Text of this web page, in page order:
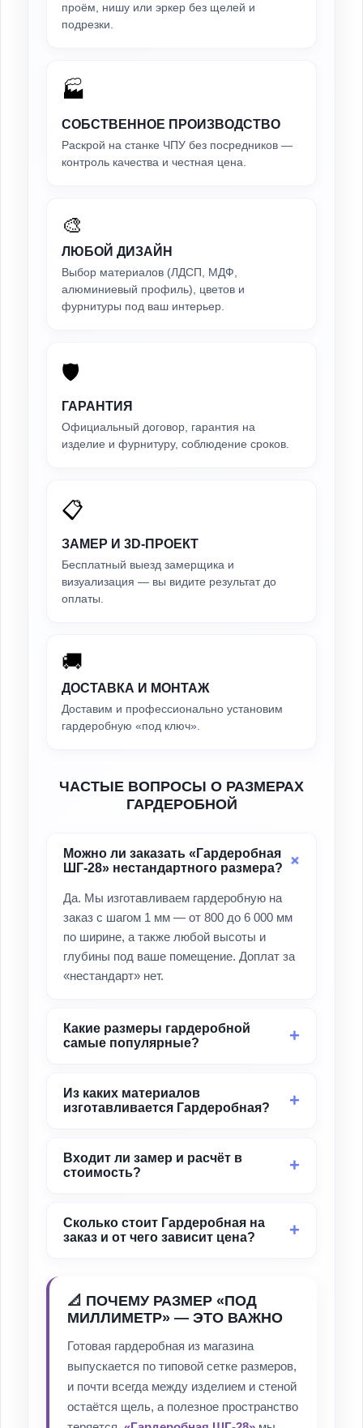
проём, нишу или эркер без щелей и
подрезки.
🏭
СОБСТВЕННОЕ ПРОИЗВОДСТВО
Раскрой на станке ЧПУ без посредников —
контроль качества и честная цена.
🎨
ЛЮБОЙ ДИЗАЙН
Выбор материалов (ЛДСП, МДФ,
алюминиевый профиль), цветов и
фурнитуры под ваш интерьер.
🛡️
ГАРАНТИЯ
Официальный договор, гарантия на
изделие и фурнитуру, соблюдение сроков.
📋
ЗАМЕР И 3D-ПРОЕКТ
Бесплатный выезд замерщика и
визуализация — вы видите результат до
оплаты.
🚚
ДОСТАВКА И МОНТАЖ
Доставим и профессионально установим
гардеробную «под ключ».
ЧАСТЫЕ ВОПРОСЫ О РАЗМЕРАХ
ГАРДЕРОБНОЙ
Можно ли заказать «Гардеробная
ШГ-28» нестандартного размера?
Да. Мы изготавливаем гардеробную на
заказ с шагом 1 мм — от 800 до 6 000 мм
по ширине, а также любой высоты и
глубины под ваше помещение. Доплат за
«нестандарт» нет.
Какие размеры гардеробной
самые популярные?
Из каких материалов
изготавливается Гардеробная?
Входит ли замер и расчёт в
стоимость?
Сколько стоит Гардеробная на
заказ и от чего зависит цена?
📐 ПОЧЕМУ РАЗМЕР «ПОД
МИЛЛИМЕТР» — ЭТО ВАЖНО
Готовая гардеробная из магазина
выпускается по типовой сетке размеров,
и почти всегда между изделием и стеной
остаётся щель, а полезное пространство